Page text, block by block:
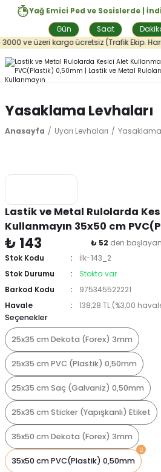
Yağ Emici Ped ve Sosislerde |
Gün
Saat
ve üzeri kargo ücretsiz (Trafik Ekip.
Yasaklama Levhaları
Anasayfa Uyarı Levhaları Yasaklama
Lastik ve Metal Rulolarda
Kullanmayın 35x50 cm
₺ 143 ₺ 52 den
Stok Kodu
İlk-143_2
Stok Durumu
Stokta var
Barkod Kodu
975345522221
Havale
138,28 TL (%3,00
Seçenekler
25x35 cm Dekota (Forex) 3mm
25x35 cm PVC (Plastik) 0,50mm
25x35 cm Saç (Galvaniz) 0,50mm
25x35 cm Sticker (Yapışkanlı) Etiket
35x50 cm Dekota (Forex) 3mm
35x50 cm PVC(Plastik) 0,50mm